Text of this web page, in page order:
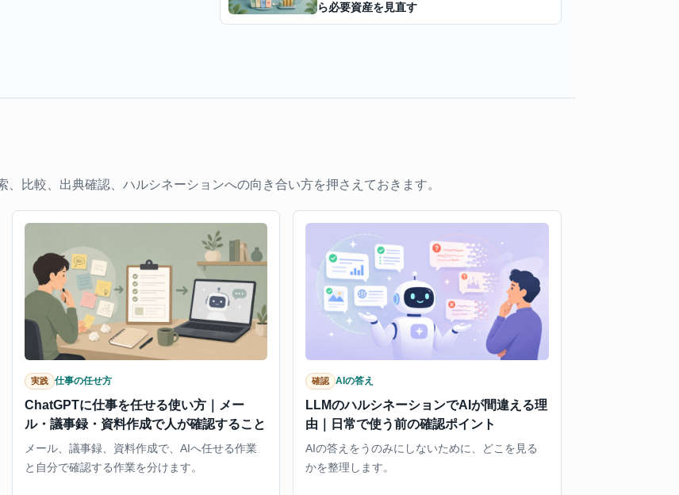
ら必要資産を見直す
比較、出典確認、ハルシネーションへの向き合い方を押さえておきます。
実践 仕事の任せ方
ChatGPTに仕事を任せる使い方｜メー
ル・議事録・資料作成で人が確認すること
メール、議事録、資料作成で、AIへ任せる作業
と自分で確認する作業を分けます。
確認 AIの答え
LLMのハルシネーションでAIが間違える理
由｜日常で使う前の確認ポイント
AIの答えをうのみにしないために、どこを見る
かを整理します。